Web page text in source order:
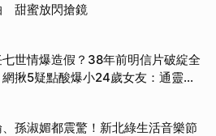
甜蜜放閃搶鏡
世情爆造假？38年前明信片破綻全
揪5疑點酸爆小24歲女友：通靈還
人
孫淑媚都震驚！新北綠生活音樂節